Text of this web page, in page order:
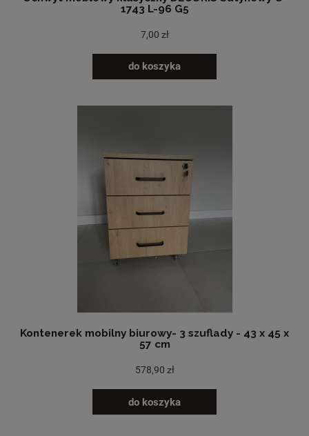
1743 L-96 G5
7,00 zł
do koszyka
Kontenerek mobilny biurowy- 3 szuflady - 43 x 45 x
57 cm
578,90 zł
do koszyka